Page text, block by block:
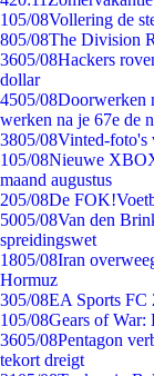
105/08Vollering de
805/08The Division
3605/08Hackers
dollar
4505/08Doorwerken
werken na je 67e de
3805/08Vinted-foto's
105/08Nieuwe
maand augustus
205/08De
5005/08Van den
spreidingswet
1805/08Iran
Hormuz
305/08EA Sports FC
105/08Gears of War:
3605/08Pentagon
tekort dreigt